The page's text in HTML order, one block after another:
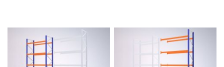
POROVNÁNÍ
POROVNÁNÍ